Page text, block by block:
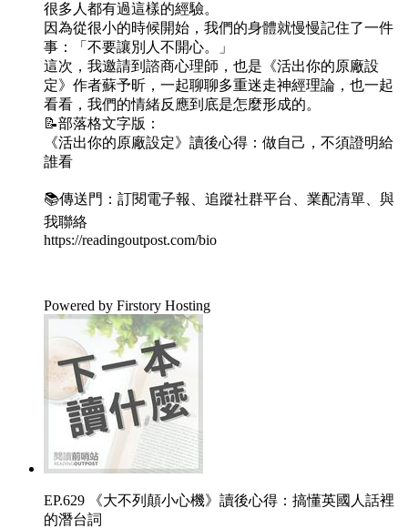
很多人都有過這樣的經驗。
因為從很小的時候開始，我們的身體就慢慢記住了一件
事：「不要讓別人不開心。」
這次，我邀請到諮商心理師，也是《活出你的原廠設
定》作者蘇予昕，一起聊聊多重迷走神經理論，也一起
看看，我們的情緒反應到底是怎麼形成的。
📝部落格文字版：
《活出你的原廠設定》讀後心得：做自己，不須證明給
誰看
📚傳送門：訂閱電子報、追蹤社群平台、業配清單、與
我聯絡
https://readingoutpost.com/bio
Powered by Firstory Hosting
EP.629 《大不列顛小心機》讀後心得：搞懂英國人話裡
的潛台詞